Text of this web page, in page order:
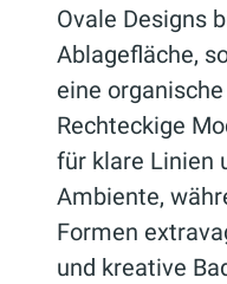
Ovale Designs
Ablagefläche,
eine
Rechteckige
für klare Linien
Ambiente,
Formen
und kreative